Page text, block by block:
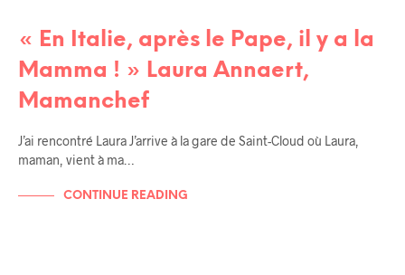
« En Italie, après le Pape, il y a la
Mamma ! » Laura Annaert,
Mamanchef
J’ai rencontré Laura J’arrive à la gare de Saint-Cloud où Laura,
maman, vient à ma…
CONTINUE READING